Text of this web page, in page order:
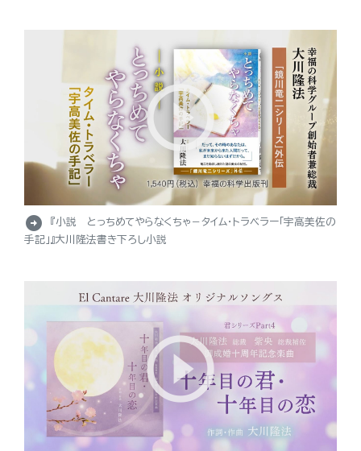
arrow_circle_right
『小説 とっちめてやらなくちゃ－タイム・トラベラー「宇高美佐の
手記」』大川隆法書き下ろし小説